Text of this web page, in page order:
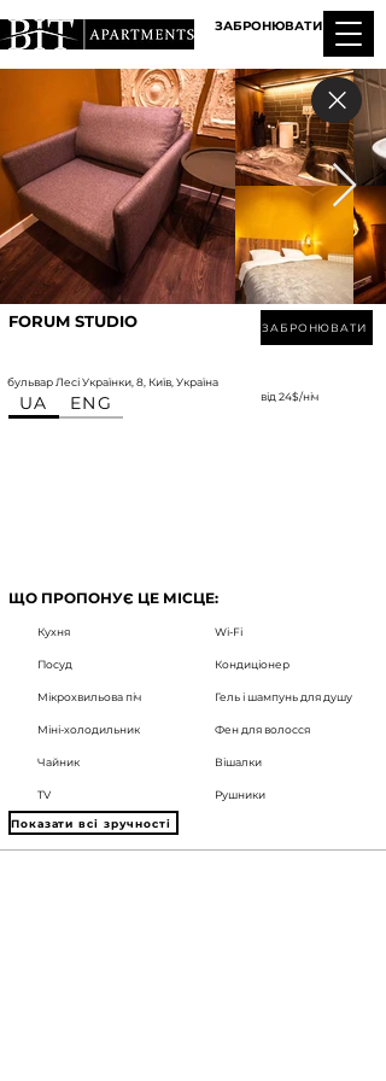
ЗАБРОНЮВАТИ
FORUM STUDIO ЗАБРОНЮВАТИ
бульвар Лесі Українки, 8, Київ, Україна
UA ENG від 24$/ніч
ЩО ПРОПОНУЄ ЦЕ МІСЦЕ:
Кухня
Посуд
Мікрохвильова піч
Міні-холодильник
Чайник
TV
Wi-Fi
Кондиціонер
Гель і шампунь для душу
Фен для волосся
Вішалки
Рушники
Показати всі зручності